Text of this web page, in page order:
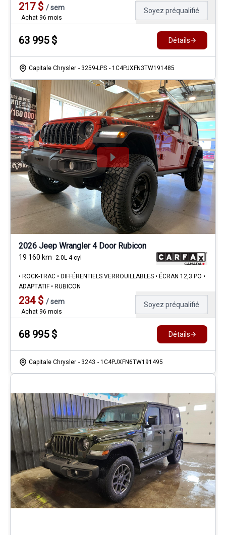
217$ /sem
Achat 96 mois
Soyez préqualifié
63 995$ Détails
Capitale Chrysler - 3259-LPS - 1C4PJXFN3TW191485
2026 Jeep Wrangler 4 Door Rubicon
19 160 km 2.0L 4 cyl
• ROCK-TRAC • DIFFÉRENTIELS VERROUILLABLES • ÉCRAN 12,3 PO •
ADAPTATIF • RUBICON
234$ /sem
Achat 96 mois
Soyez préqualifié
68 995$ Détails
Capitale Chrysler - 3243 - 1C4PJXFN6TW191495